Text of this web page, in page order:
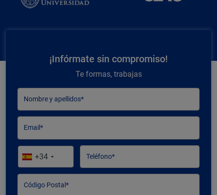
¡Infórmate sin compromiso!
Te formas, trabajas
Nombre y apellidos*
Email*
+34 Teléfono*
Código Postal*